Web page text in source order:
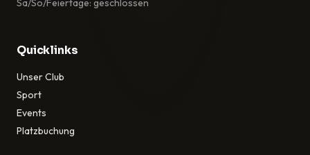
Sa/So/Feiertage: geschlossen
Quicklinks
Unser Club
Sport
Events
Platzbuchung